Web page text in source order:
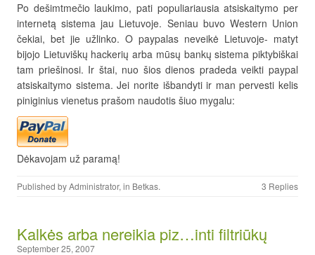
Po dešimtmečio laukimo, pati populiariausia atsiskaitymo per
internetą sistema jau Lietuvoje. Seniau buvo Western Union
čekiai, bet jie užlinko. O paypalas neveikė Lietuvoje- matyt
bijojo Lietuviškų hackerių arba mūsų bankų sistema piktybiškai
tam priešinosi. Ir štai, nuo šios dienos pradeda veikti paypal
atsiskaitymo sistema. Jei norite išbandyti ir man pervesti kelis
piniginius vienetus prašom naudotis šiuo mygalu:
Dėkavojam už paramą!
Published byAdministrator, in Betkas. 3 Replies
Kalkės arba nereikia piz…inti filtriūkų
September 25, 2007